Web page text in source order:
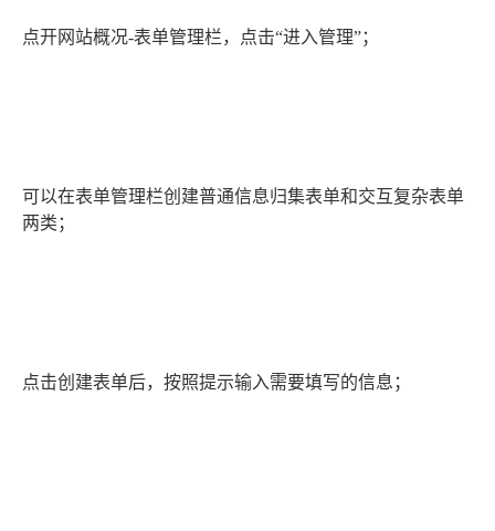
点开网站概况-表单管理栏，点击“进入管理”；
可以在表单管理栏创建普通信息归集表单和交互复杂表单
两类；
点击创建表单后，按照提示输入需要填写的信息；